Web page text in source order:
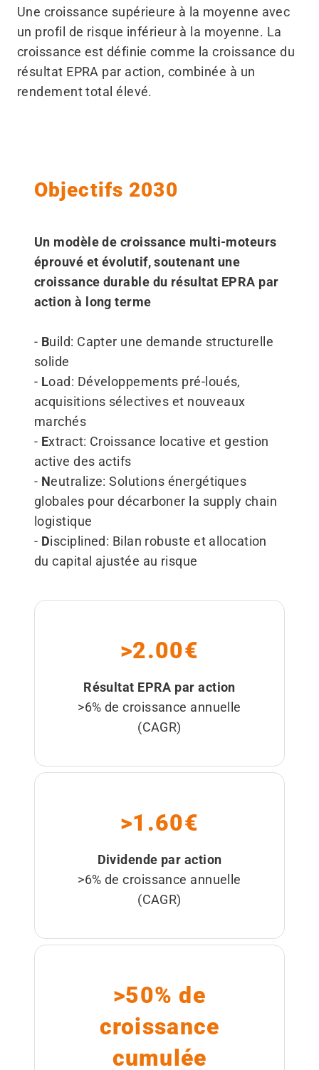
Une croissance supérieure à la moyenne avec
un profil de risque inférieur à la moyenne. La
croissance est définie comme la croissance du
résultat EPRA par action, combinée à un
rendement total élevé.
Objectifs 2030
Un modèle de croissance multi-moteurs
éprouvé et évolutif, soutenant une
croissance durable du résultat EPRA par
action à long terme
- Build: Capter une demande structurelle
solide
- Load: Développements pré-loués,
acquisitions sélectives et nouveaux
marchés
- Extract: Croissance locative et gestion
active des actifs
- Neutralize: Solutions énergétiques
globales pour décarboner la supply chain
logistique
- Disciplined: Bilan robuste et allocation
du capital ajustée au risque
>2.00€
Résultat EPRA par action
>6% de croissance annuelle
(CAGR)
>1.60€
Dividende par action
>6% de croissance annuelle
(CAGR)
>50% de
croissance
cumulée